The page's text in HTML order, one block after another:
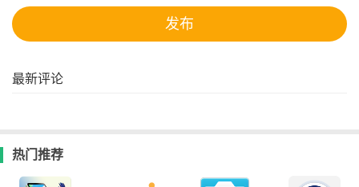
最新评论
热门推荐